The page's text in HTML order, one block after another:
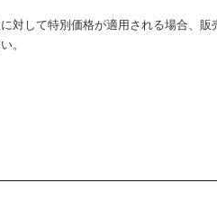
対して特別価格が適用される場合、販
。